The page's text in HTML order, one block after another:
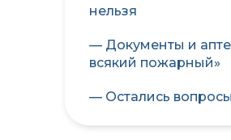
нельзя
— Документы и
всякий пожарный»
— Остались